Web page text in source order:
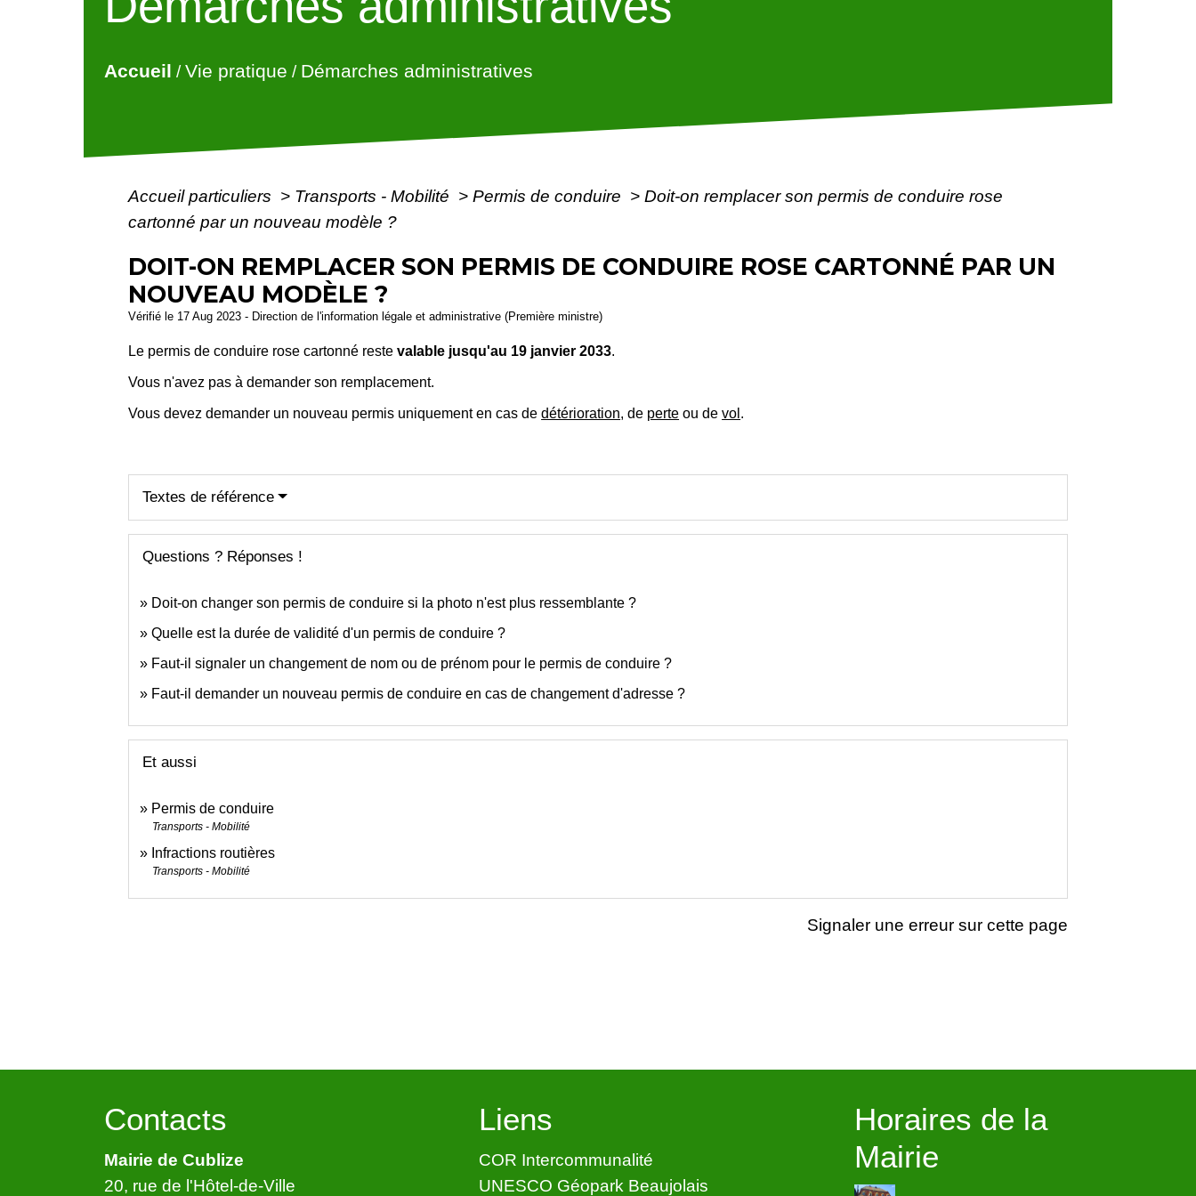
Accueil /Vie pratique / Démarches administratives
Accueil particuliers > Transports - Mobilité > Permis de conduire > Doit-on remplacer son permis de conduire rose
cartonné par un nouveau modèle ?
DOIT-ON REMPLACER SON PERMIS DE CONDUIRE ROSE CARTONNÉ PAR UN
NOUVEAU MODÈLE ?
Vérifié le 17 Aug 2023 - Direction de l'information légale et administrative (Première ministre)
Le permis de conduire rose cartonné restevalable jusqu'au 19 janvier 2033.
Vous n'avez pas à demander son remplacement.
Vous devez demander un nouveau permis uniquement en cas dedétérioration, de perte ou devol .
Textes de référence
Questions ? Réponses !
Doit-on changer son permis de conduire si la photo n'est plus ressemblante ?
Quelle est la durée de validité d'un permis de conduire ?
Faut-il signaler un changement de nom ou de prénom pour le permis de conduire ?
Faut-il demander un nouveau permis de conduire en cas de changement d'adresse ?
Et aussi
Permis de conduire
Transports - Mobilité
Infractions routières
Transports - Mobilité
Signaler une erreur sur cette page
Contacts
Mairie de Cublize
20, rue de l'Hôtel-de-Ville
Liens
COR Intercommunalité
UNESCO Géopark Beaujolais
Horaires de la
Mairie